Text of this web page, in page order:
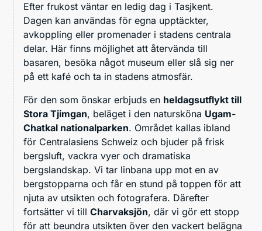
Efter frukost väntar en ledig dag i Tasjkent.
Dagen kan användas för egna upptäckter,
avkoppling eller promenader i stadens centrala
delar. Här finns möjlighet att återvända till
basaren, besöka något museum eller slå sig ner
på ett kafé och ta in stadens atmosfär.
För den som önskar erbjuds en heldagsutflykt till
Stora Tjimgan, beläget i den natursköna Ugam-
Chatkal nationalparken. Området kallas ibland
för Centralasiens Schweiz och bjuder på frisk
bergsluft, vackra vyer och dramatiska
bergslandskap. Vi tar linbana upp mot en av
bergstopparna och får en stund på toppen för att
njuta av utsikten och fotografera. Därefter
fortsätter vi till Charvaksjön, där vi gör ett stopp
för att beundra utsikten över den vackert belägna